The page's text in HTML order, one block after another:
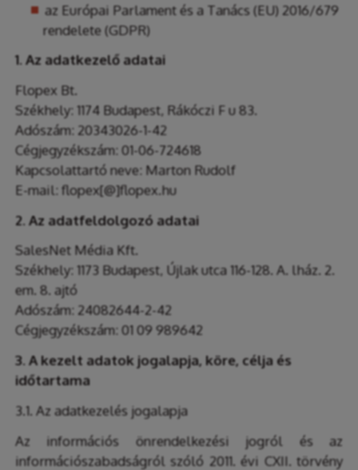
az Európai Parlament és a Tanács (EU) 2016/679
rendelete (GDPR)
1. Az adatkezelő adatai
Flopex Bt.
Székhely: 1174 Budapest, Rákóczi F u 83.
Adószám: 20343026-1-42
Cégjegyzékszám: 01-06-724618
Kapcsolattartó neve: Marton Rudolf
E-mail: flopex[@]flopex.hu
2. Az adatfeldolgozó adatai
SalesNet Média Kft.
Székhely: 1173 Budapest, Újlak utca 116-128. A. lház. 2.
em. 8. ajtó
Adószám: 24082644-2-42
Cégjegyzékszám: 01 09 989642
3. A kezelt adatok jogalapja, köre, célja és
időtartama
3.1. Az adatkezelés jogalapja
Az információs önrendelkezési jogról és az
információszabadságról szóló 2011. évi CXII. törvény